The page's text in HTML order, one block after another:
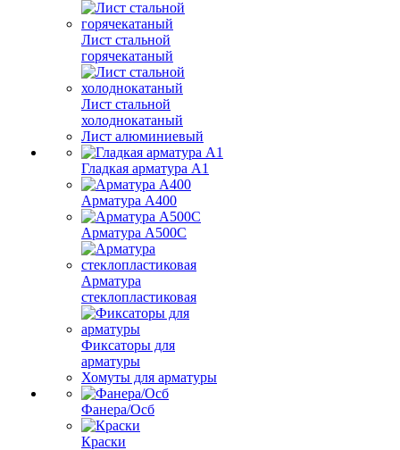
Лист стальной
горячекатаный
Лист стальной
холоднокатаный
Лист алюминиевый
Гладкая арматура А1
Арматура А400
Арматура A500C
Арматура
стеклопластиковая
Фиксаторы для
арматуры
Хомуты для арматуры
Фанера/Осб
Краски